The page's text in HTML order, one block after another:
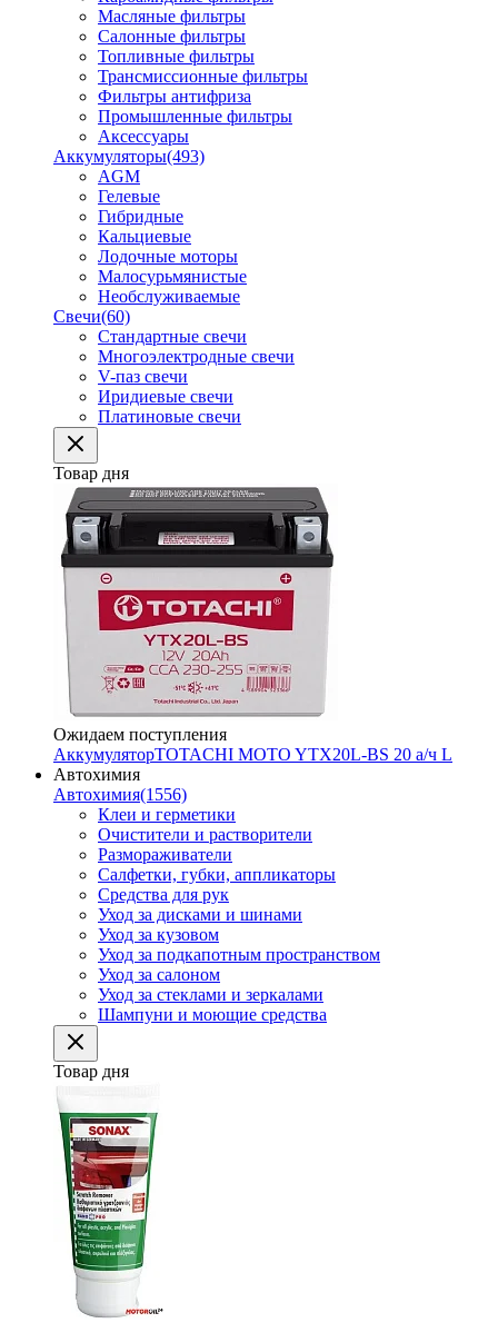
Масляные фильтры
Салонные фильтры
Топливные фильтры
Трансмиссионные фильтры
Фильтры антифриза
Промышленные фильтры
Аксессуары
Аккумуляторы(493)
AGM
Гелевые
Гибридные
Кальциевые
Лодочные моторы
Малосурьмянистые
Необслуживаемые
Свечи(60)
Стандартные свечи
Многоэлектродные свечи
V-паз свечи
Иридиевые свечи
Платиновые свечи
Товар дня
Ожидаем поступления
АккумуляторTOTACHI MOTO YTX20L-BS 20 а/ч L
Автохимия
Автохимия(1556)
Клеи и герметики
Очистители и растворители
Размораживатели
Салфетки, губки, аппликаторы
Средства для рук
Уход за дисками и шинами
Уход за кузовом
Уход за подкапотным пространством
Уход за салоном
Уход за стеклами и зеркалами
Шампуни и моющие средства
Товар дня